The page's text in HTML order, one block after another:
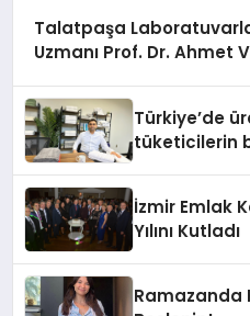
Talatpaşa
Uzmanı Prof. Dr. Ahmet
Türkiye’de
tüketicilerin
İzmir Emlak
Yılını Kutladı
Ramazanda